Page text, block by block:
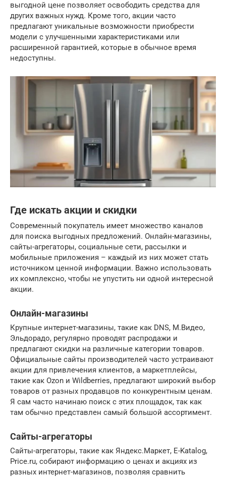
выгодной цене позволяет освободить средства для
других важных нужд. Кроме того, акции часто
предлагают уникальные возможности приобрести
модели с улучшенными характеристиками или
расширенной гарантией, которые в обычное время
недоступны.
Где искать акции и скидки
Современный покупатель имеет множество каналов
для поиска выгодных предложений. Онлайн-магазины,
сайты-агрегаторы, социальные сети, рассылки и
мобильные приложения – каждый из них может стать
источником ценной информации. Важно использовать
их комплексно, чтобы не упустить ни одной интересной
акции.
Онлайн-магазины
Крупные интернет-магазины, такие как DNS, М.Видео,
Эльдорадо, регулярно проводят распродажи и
предлагают скидки на различные категории товаров.
Официальные сайты производителей часто устраивают
акции для привлечения клиентов, а маркетплейсы,
такие как Ozon и Wildberries, предлагают широкий выбор
товаров от разных продавцов по конкурентным ценам.
Я сам часто начинаю поиск с этих площадок, так как
там обычно представлен самый большой ассортимент.
Сайты-агрегаторы
Сайты-агрегаторы, такие как Яндекс.Маркет, E-Katalog,
Price.ru, собирают информацию о ценах и акциях из
разных интернет-магазинов, позволяя сравнить